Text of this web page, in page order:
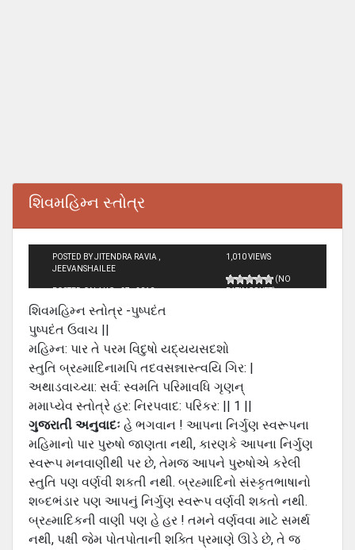
શિવમહિમ્ન સ્તોત્ર
POSTED BY JITENDRA RAVIA ,
JEEVANSHAILEE
POSTED ON AUG - 27 - 2010
1,010 VIEWS
(NO
RATINGS YET)
શિવમહિમ્ન સ્તોત્ર -પુષ્પદંત
પુષ્પદંત ઉવાચ ||
મહિમ્ન: પાર તે પરમ વિદુષો યદ્યયસદશો
સ્તુતિ બ્રહ્માદિનામપિ તદવસન્નાસ્ત્વયિ ગિર: |
અથાડવાચ્યા: સર્વ: સ્વમતિ પરિમાવધિ ગૃણન્
મમાપ્યેવ સ્તોત્રે હર: નિરપવાદ: પરિકર: || 1 ||
ગુજરાતી અનુવાદઃ હે ભગવાન ! આપના નિર્ગુણ સ્વરૂપના
મહિમાનો પાર પુરુષો જાણતા નથી, કારણકે આપના નિર્ગુણ
સ્વરૂપ મનવાણીથી પર છે, તેમજ આપને પુરુષોએ કરેલી
સ્તુતિ પણ વર્ણવી શકતી નથી. બ્રહ્માદિનો સંસ્કૃતભાષાનો
શબ્દભંડાર પણ આપનું નિર્ગુણ સ્વરૂપ વર્ણવી શકતો નથી.
બ્રહ્માદિકની વાણી પણ હે હર ! તમને વર્ણવવા માટે સમર્થ
નથી, પક્ષી જેમ પોતપોતાની શક્તિ પ્રમાણે ઊડે છે, તે જ